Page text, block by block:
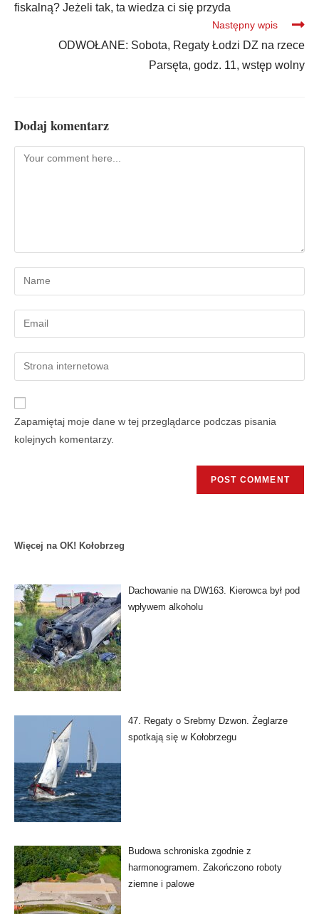
fiskalną? Jeżeli tak, ta wiedza ci się przyda
Następny wpis
ODWOŁANE: Sobota, Regaty Łodzi DZ na rzece
Parsęta, godz. 11, wstęp wolny
Dodaj komentarz
Zapamiętaj moje dane w tej przeglądarce podczas pisania
kolejnych komentarzy.
Więcej na OK! Kołobrzeg
Dachowanie na DW163. Kierowca był pod
wpływem alkoholu
47. Regaty o Srebrny Dzwon. Żeglarze
spotkają się w Kołobrzegu
Budowa schroniska zgodnie z
harmonogramem. Zakończono roboty
ziemne i palowe